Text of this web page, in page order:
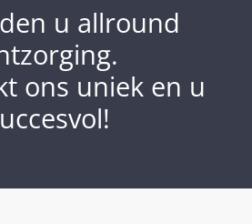
u allround
ons uniek en u